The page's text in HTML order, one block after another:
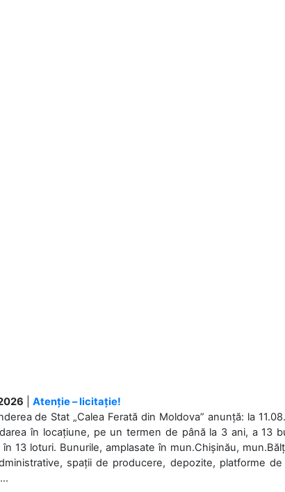
Atenție – licitație!
de Stat „Calea Ferată din Moldova” anunță: la
în locațiune, pe un termen de până la 3 ani, a 13
13 loturi. Bunurile, amplasate în mun.Chișinău,
spații de producere, depozite, platforme